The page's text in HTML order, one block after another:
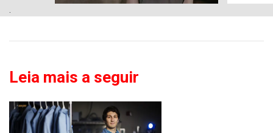
.
Leia mais a seguir